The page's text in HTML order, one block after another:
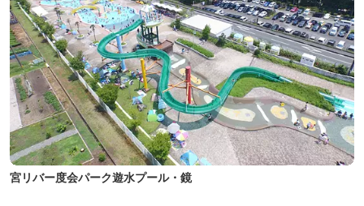
宮リバー度会パーク遊水プール・鏡